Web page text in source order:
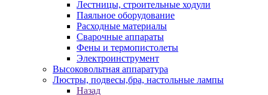
Лестницы, строительные ходули
Паяльное оборудование
Расходные материалы
Сварочные аппараты
Фены и термопистолеты
Электроинструмент
Высоковольтная аппаратура
Люстры, подвесы,бра, настольные лампы
Назад